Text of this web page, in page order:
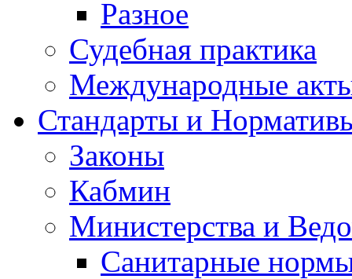
Разное
Судебная практика
Международные
Стандарты и
Законы
Кабмин
Министерства и
Санитарные